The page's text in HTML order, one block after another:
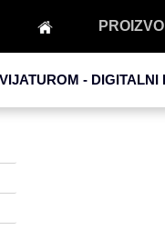
- DIGITALNI